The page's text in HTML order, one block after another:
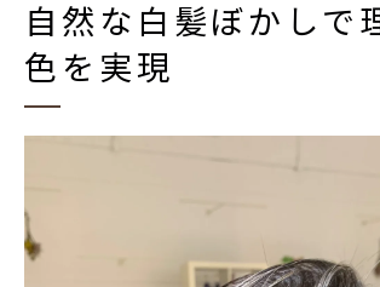
白髪ぼかしを成功させるため
とめ
ト
東淀川区で白髪ぼかしを体験
特徴
自然な白髪ぼかしで
色を実現